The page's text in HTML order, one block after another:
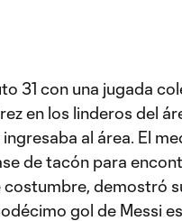
31 con una jugada
en los linderos del
al área. El
de tacón para
demostró
gol de Messi